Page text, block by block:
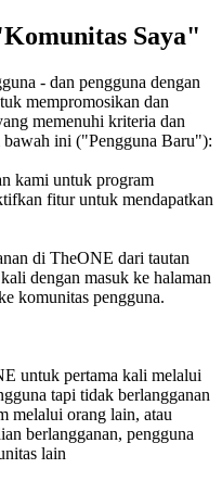
Saya"
- dan pengguna dengan
mempromosikan dan
memenuhi kriteria dan
bawah ini ("Pengguna Baru"):
kami untuk program
fitur untuk mendapatkan
di TheONE dari tautan
dengan masuk ke halaman
komunitas pengguna.
untuk pertama kali melalui
tapi tidak berlangganan
melalui orang lain, atau
berlangganan, pengguna
lain